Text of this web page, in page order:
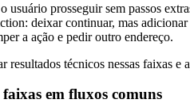
usuário prosseguir sem passos
deixar continuar, mas
a ação e pedir outro endereço.
resultados técnicos nessas faixas e
em fluxos comuns